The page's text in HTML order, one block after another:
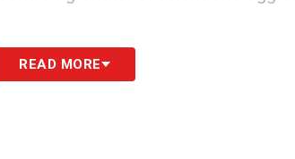
READ MORE